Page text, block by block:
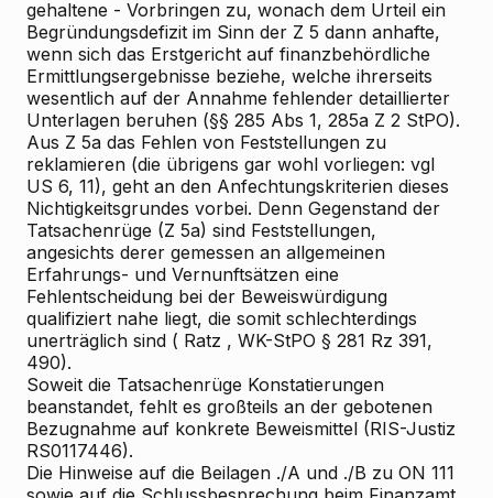
gehaltene - Vorbringen zu, wonach dem Urteil ein
Begründungsdefizit im Sinn der Z 5 dann anhafte,
wenn sich das Erstgericht auf finanzbehördliche
Ermittlungsergebnisse beziehe, welche ihrerseits
wesentlich auf der Annahme fehlender detaillierter
Unterlagen beruhen (§§ 285 Abs 1, 285a Z 2 StPO).
Aus Z 5a das Fehlen von Feststellungen zu
reklamieren (die übrigens gar wohl vorliegen: vgl
US 6, 11), geht an den Anfechtungskriterien dieses
Nichtigkeitsgrundes vorbei. Denn Gegenstand der
Tatsachenrüge (Z 5a) sind Feststellungen,
angesichts derer gemessen an allgemeinen
Erfahrungs- und Vernunftsätzen eine
Fehlentscheidung bei der Beweiswürdigung
qualifiziert nahe liegt, die somit schlechterdings
unerträglich sind ( Ratz , WK-StPO § 281 Rz 391,
490).
Soweit die Tatsachenrüge Konstatierungen
beanstandet, fehlt es großteils an der gebotenen
Bezugnahme auf konkrete Beweismittel (RIS-Justiz
RS0117446).
Die Hinweise auf die Beilagen ./A und ./B zu ON 111